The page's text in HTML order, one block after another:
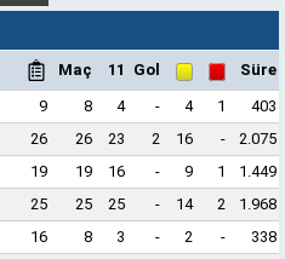
Maç 11 Gol
Süre
9 8 4 - 4 1
403
26 26 23 2 16 -
2.075
19 19 16 - 9 1
1.449
25 25 25 - 14 2
1.968
16 8 3 - 2 -
338